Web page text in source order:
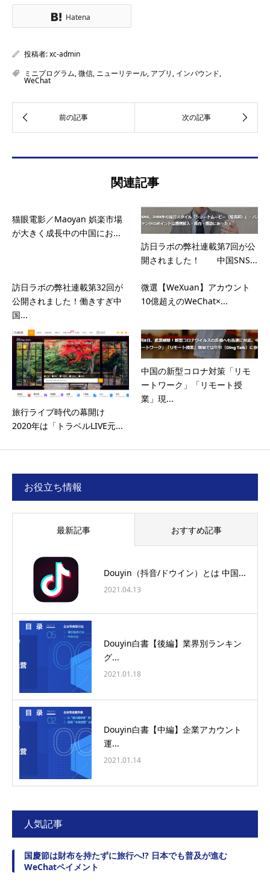
Hatena
投稿者:xc-admin
ミニプログラム,微信, ニューリテール, アプリ , インバウンド,
WeChat
関連記事
猫眼電影／Maoyan 娯楽市場
が大きく成長中の中国にお...
訪日ラボの弊社連載第7回が公
開されました！ 中国SNS...
訪日ラボの弊社連載第32回が
公開されました！働きすぎ中
国...
微選【WeXuan】アカウント
10億超えのWeChat×...
旅行ライブ時代の幕開け
2020年は「トラベルLIVE元...
中国の新型コロナ対策「リモ
ートワーク」「リモート授
業」現...
お役立ち情報
最新記事 おすすめ記事
Douyin（抖音/ドウイン）とは 中国...
2021.04.13
Douyin白書【後編】業界別ランキン
グ...
2021.01.18
Douyin白書【中編】企業アカウント
運...
2021.01.14
人気記事
国慶節は財布を持たずに旅行へ!? 日本でも普及が進む
WeChatペイメント